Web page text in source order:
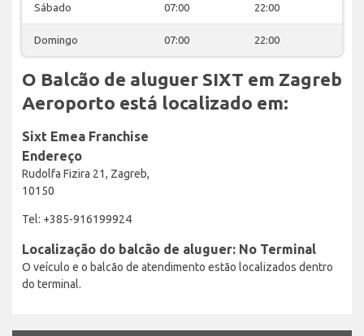
Sábado 07:00 22:00
Domingo 07:00 22:00
O Balcão de aluguer SIXT em Zagreb
Aeroporto está localizado em:
Sixt Emea Franchise
Endereço
Rudolfa Fizira 21, Zagreb,
10150
Tel: +385-916199924
Localização do balcão de aluguer: No Terminal
O veículo e o balcão de atendimento estão localizados dentro
do terminal.